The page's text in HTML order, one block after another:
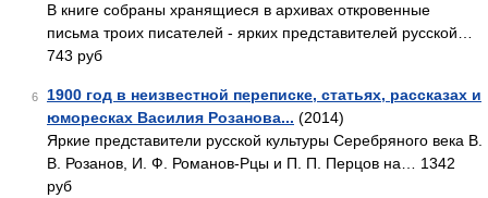
В книге собраны хранящиеся в архивах откровенные
письма троих писателей - ярких представителей русской…
743 руб
6
1900 год в неизвестной переписке, статьях, рассказах и
юморесках Василия Розанова... (2014)
Яркие представители русской культуры Серебряного века В.
В. Розанов, И. Ф. Романов-Рцы и П. П. Перцов на… 1342
руб